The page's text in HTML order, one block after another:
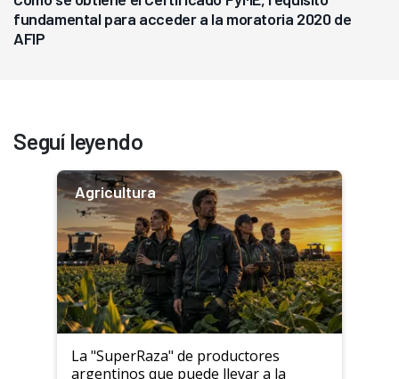
fundamental para acceder a la moratoria 2020 de
AFIP
Seguí leyendo
Agricultura
La "SuperRaza" de productores
argentinos que puede llevar a la